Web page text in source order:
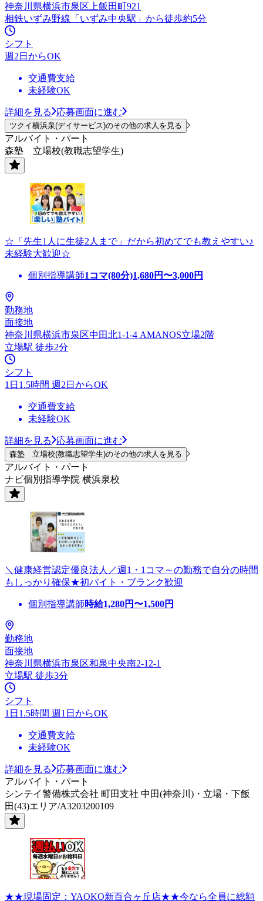
神奈川県横浜市泉区上飯田町921
相鉄いずみ野線「いずみ中央駅」から徒歩約5分
シフト
週2日からOK
交通費支給
未経験OK
詳細を見る 応募画面に進む
ツクイ横浜泉(デイサービス)のその他の求人を見る
アルバイト・パート
森塾 立場校(教職志望学生)
☆「先生1人に生徒2人まで」だから初めてでも教えやすい♪
未経験大歓迎☆
個別指導講師1コマ(80分)1,680円〜3,000円
勤務地
面接地
神奈川県横浜市泉区中田北1-1-4 AMANOS立場2階
立場駅 徒歩2分
シフト
1日1.5時間 週2日からOK
交通費支給
未経験OK
詳細を見る 応募画面に進む
森塾 立場校(教職志望学生)のその他の求人を見る
アルバイト・パート
ナビ個別指導学院 横浜泉校
＼健康経営認定優良法人／週1・1コマ～の勤務で自分の時間
もしっかり確保★初バイト・ブランク歓迎
個別指導講師時給1,280円〜1,500円
勤務地
面接地
神奈川県横浜市泉区和泉中央南2-12-1
立場駅 徒歩3分
シフト
1日1.5時間 週1日からOK
交通費支給
未経験OK
詳細を見る
応募画面に進む
アルバイト・パート
シンテイ警備株式会社 町田支社 中田(神奈川)・立場・下飯
田(43)エリア/A3203200109
★★現場固定：YAOKO新百合ヶ丘店★★今なら全員に総額